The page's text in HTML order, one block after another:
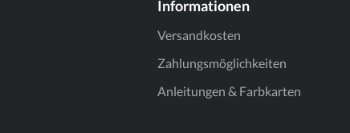
Informationen
Versandkosten
Zahlungsmöglichkeiten
Anleitungen & Farbkarten